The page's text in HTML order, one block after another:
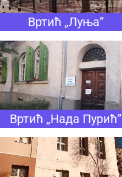
Вртић „Луња”
Вртић „Нада Пурић”